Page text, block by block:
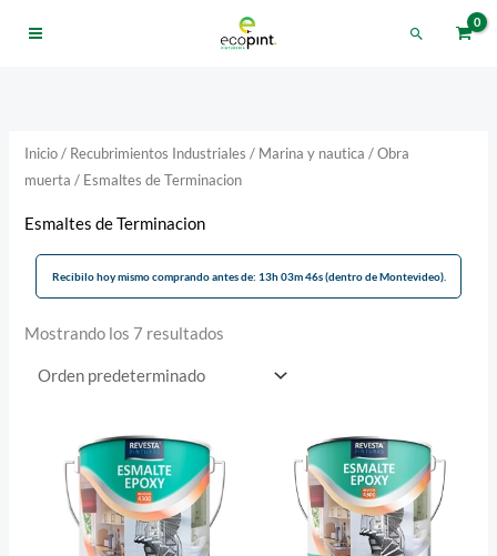
Buscar
Inicio/ Recubrimientos Industriales / Marina y nautica /Obra
muerta / Esmaltes de Terminacion
Esmaltes de Terminacion
Recibilo hoy mismo comprando antes de: 13h 03m 46s (dentro de Montevideo).
Mostrando los 7 resultados